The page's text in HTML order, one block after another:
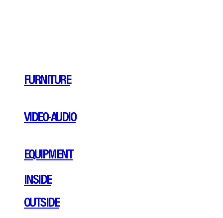
FURNITURE
VIDEO-AUDIO
EQUIPMENT
INSIDE
OUTSIDE